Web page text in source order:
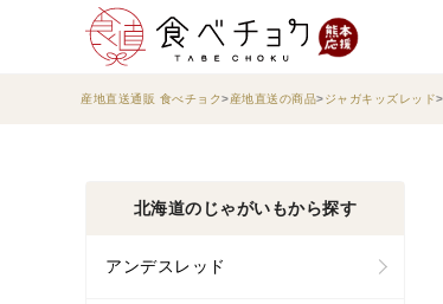
産地直送通販 食べチョク 産地直送の商品 ジャガキッズレッド
北海道のじゃがいもから探す
アンデスレッド